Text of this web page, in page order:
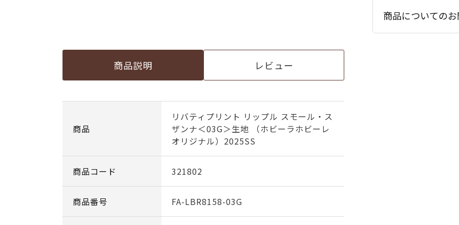
商品説明 レビュー
商品
リバティプリント リップル スモール・ス
ザンナ＜03G＞生地 （ホビーラホビーレ
オリジナル）2025SS
商品コード 321802
商品番号 FA-LBR8158-03G
商品についての